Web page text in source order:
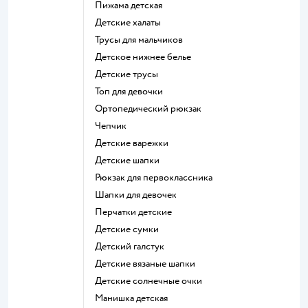
Пижама детская
Детские халаты
Трусы для мальчиков
Детское нижнее белье
Детские трусы
Топ для девочки
Ортопедический рюкзак
Чепчик
Детские варежки
Детские шапки
Рюкзак для первоклассника
Шапки для девочек
Перчатки детские
Детские сумки
Детский галстук
Детские вязаные шапки
Детские солнечные очки
Манишка детская